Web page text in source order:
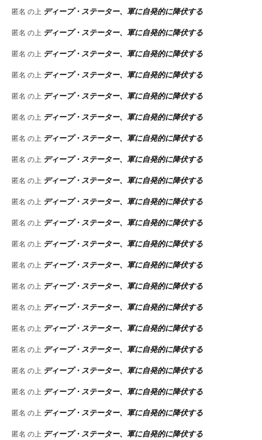
匿名 の上 ディープ・ステーター、軍に自発的に降伏する
匿名 の上 ディープ・ステーター、軍に自発的に降伏する
匿名 の上 ディープ・ステーター、軍に自発的に降伏する
匿名 の上 ディープ・ステーター、軍に自発的に降伏する
匿名 の上 ディープ・ステーター、軍に自発的に降伏する
匿名 の上 ディープ・ステーター、軍に自発的に降伏する
匿名 の上 ディープ・ステーター、軍に自発的に降伏する
匿名 の上 ディープ・ステーター、軍に自発的に降伏する
匿名 の上 ディープ・ステーター、軍に自発的に降伏する
匿名 の上 ディープ・ステーター、軍に自発的に降伏する
匿名 の上 ディープ・ステーター、軍に自発的に降伏する
匿名 の上 ディープ・ステーター、軍に自発的に降伏する
匿名 の上 ディープ・ステーター、軍に自発的に降伏する
匿名 の上 ディープ・ステーター、軍に自発的に降伏する
匿名 の上 ディープ・ステーター、軍に自発的に降伏する
匿名 の上 ディープ・ステーター、軍に自発的に降伏する
匿名 の上 ディープ・ステーター、軍に自発的に降伏する
匿名 の上 ディープ・ステーター、軍に自発的に降伏する
匿名 の上 ディープ・ステーター、軍に自発的に降伏する
匿名 の上 ディープ・ステーター、軍に自発的に降伏する
匿名 の上 ディープ・ステーター、軍に自発的に降伏する